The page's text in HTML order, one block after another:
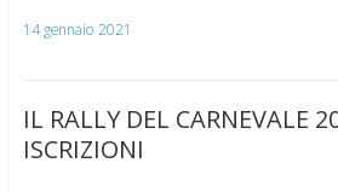
14 gennaio 2021
IL RALLY DEL CARNEVALE
ISCRIZIONI